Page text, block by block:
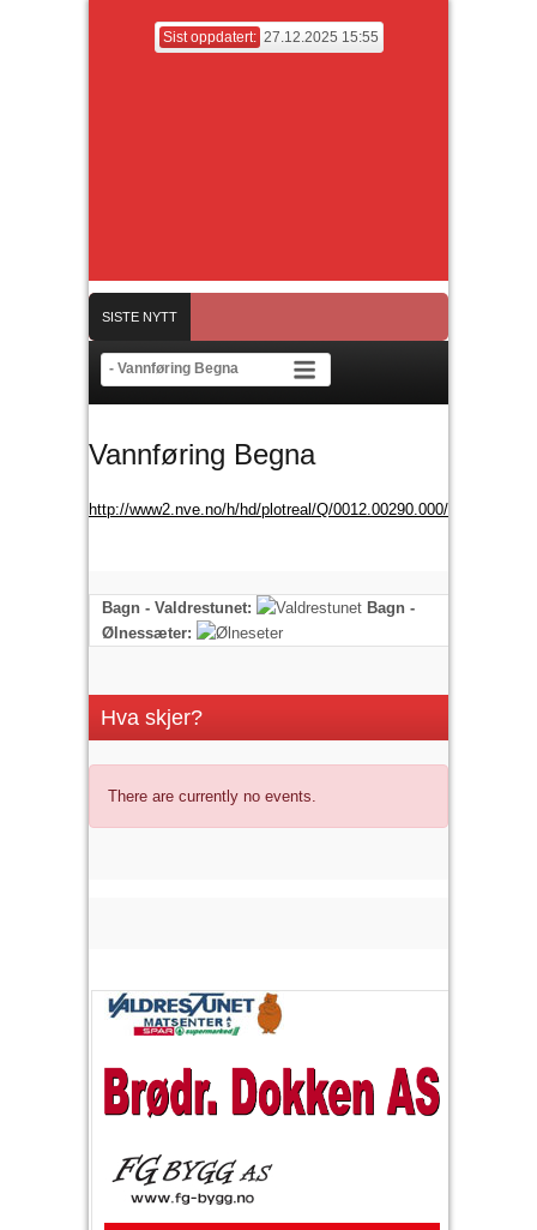
Sist oppdatert: 27.12.2025 15:55
SISTE NYTT
28. desember Årsmøte Bagn idrettslag mandag 31/3 kl 19
Vannføring Begna
http://www2.nve.no/h/hd/plotreal/Q/0012.00290.000/
Bagn - Valdrestunet:
Bagn -
Ølnessæter:
Hva skjer?
There are currently no events.